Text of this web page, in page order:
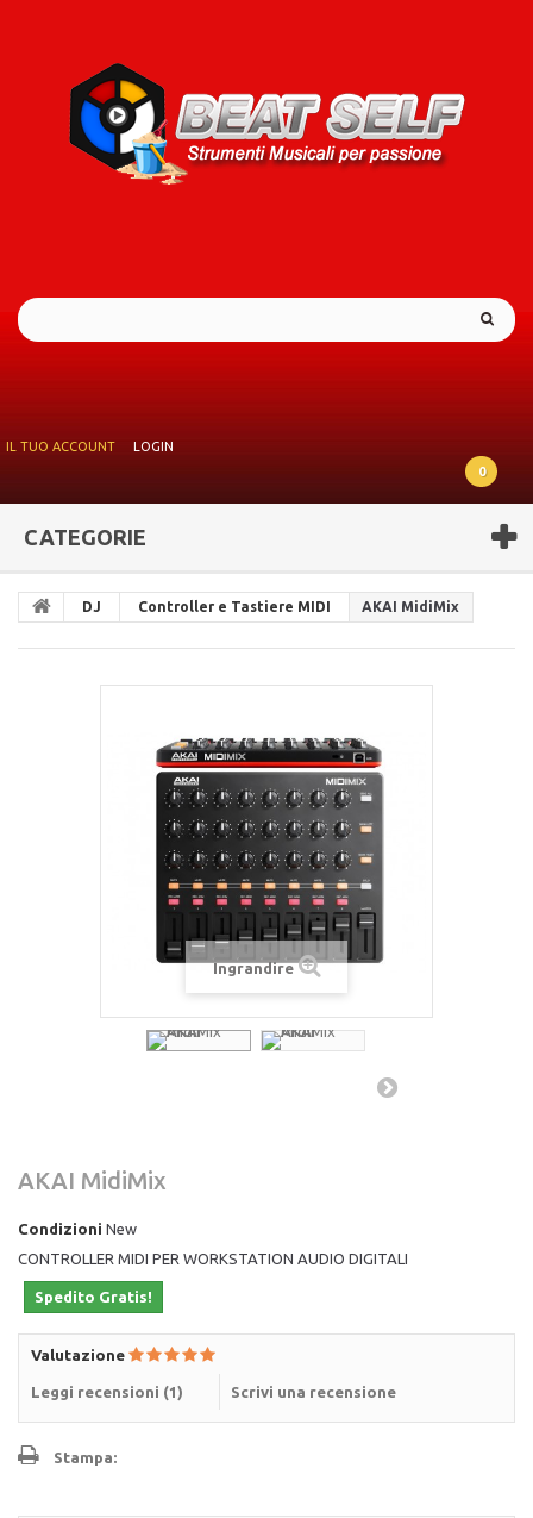
IL TUO ACCOUNT
LOGIN
0
CATEGORIE
DJ Controller e Tastiere MIDI AKAI MidiMix
Ingrandire
AKAI MidiMix
Condizioni New
CONTROLLER MIDI PER WORKSTATION AUDIO DIGITALI
Spedito Gratis!
Valutazione
Leggi recensioni (1) Scrivi una recensione
Stampa: